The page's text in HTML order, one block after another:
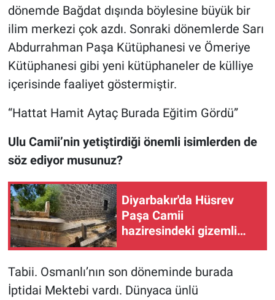
dönemde Bağdat dışında böylesine büyük bir
ilim merkezi çok azdı. Sonraki dönemlerde Sarı
Abdurrahman Paşa Kütüphanesi ve Ömeriye
Kütüphanesi gibi yeni kütüphaneler de külliye
içerisinde faaliyet göstermiştir.
“Hattat Hamit Aytaç Burada Eğitim Gördü”
Ulu Camii’nin yetiştirdiği önemli isimlerden de
söz ediyor musunuz?
Diyarbakır'da Hüsrev
Paşa Camii
haziresindeki gizemli
Tabii. Osmanlı’nın son döneminde burada
İptidai Mektebi vardı. Dünyaca ünlü